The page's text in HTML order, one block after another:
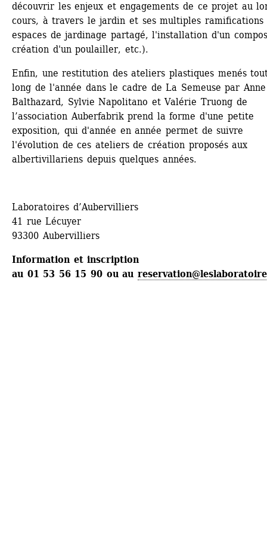
découvrir les enjeux et engagements de ce projet au
cours, à travers le jardin et ses multiples ramifications
espaces de jardinage partagé, l'installation d'un
création d'un poulailler, etc.).
Enfin, une restitution des ateliers plastiques menés
long de l'année dans le cadre de La Semeuse par Anne
Balthazard, Sylvie Napolitano et Valérie Truong de
l’association Auberfabrik prend la forme d'une petite
exposition, qui d'année en année permet de suivre
l'évolution de ces ateliers de création proposés aux
albertivillariens depuis quelques années.
Laboratoires d’Aubervilliers
41 rue Lécuyer
93300 Aubervilliers
Information et inscription
au 01 53 56 15 90 ou au